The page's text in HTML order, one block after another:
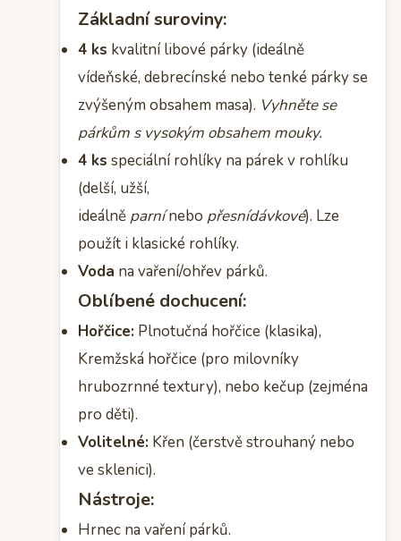
Základní suroviny:
4 ks kvalitní libové párky (ideálně
vídeňské, debrecínské nebo tenké párky se
zvýšeným obsahem masa). Vyhněte se
párkům s vysokým obsahem mouky.
4 ks speciální rohlíky na párek v rohlíku
(delší, užší,
ideálně parnínebo přesnídávkové). Lze
použít i klasické rohlíky.
Voda na vaření/ohřev párků.
Oblíbené dochucení:
Hořčice: Plnotučná hořčice (klasika),
Kremžská hořčice (pro milovníky
hrubozrnné textury), nebo kečup (zejména
pro děti).
Volitelné: Křen (čerstvě strouhaný nebo
ve sklenici).
Nástroje:
Hrnec na vaření párků.